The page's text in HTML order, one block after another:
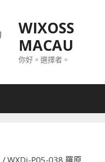
WIXOSS
MACAU
你好。選擇者。